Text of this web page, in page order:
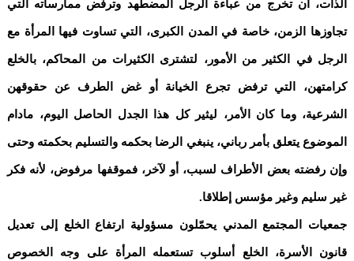
الذات، أن تخرج من عباءة الرجل المضطهد وترفض ممارساته التي
تجاوزها الزمن، خاصة في المدن الكبرى، التي تساوت فيها المرأة مع
الرجل في الكثير من الأمور، لتشترى الكثيرات من المحاكم، بالخلع
كرامتهن، التي ترفض تجرع الخيانة أو غض الطرف عن حقوقهن
الشرعية، وما كان الأمر، ليثير كل هذا الجدل الحاصل اليوم، مادام
الموضوع يتعلق بأمر رباني، ينبغي الرضا بحكمه والتسليم بحكمته وحتى
وإن رفضته بعض الأطراف لسبب، أو لآخر، فموقفها مرفوض، لأنه فكر
غير سليم وغير مؤسس إطلاقا.
جمعيات المجتمع المدني يحمّلون مسؤولية ارتفاع الخلع إلى تعديل
قانون الأسرة، الخلع أسلوب تستعمله المرأة على وجه الخصوص